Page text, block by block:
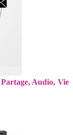
Audio, Vie